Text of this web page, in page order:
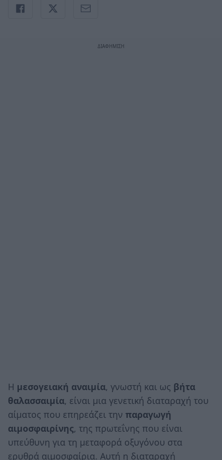
Η μεσογειακή αναιμία, γνωστή και ως βήτα
θαλασσαιμία, είναι μια γενετική διαταραχή του
αίματος που επηρεάζει την παραγωγή
αιμοσφαιρίνης, της πρωτεΐνης που είναι
υπεύθυνη για τη μεταφορά οξυγόνου στα
ερυθρά αιμοσφαίρια. Αυτή η διαταραχή